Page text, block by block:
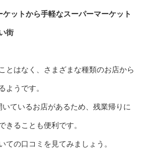
ットから手軽なスーパーマーケット
街
とはなく、さまざまな種類のお店から
ようです。
いているお店があるため、残業帰りに
きることも便利です。
ての口コミを見てみましょう。